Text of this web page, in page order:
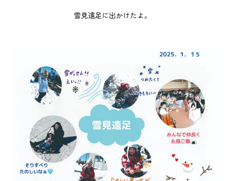
雪見遠足に出かけたよ。